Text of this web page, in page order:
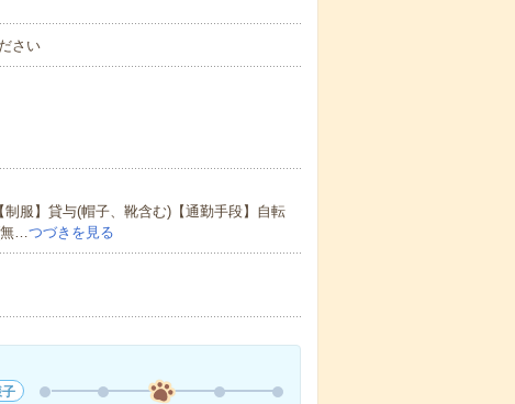
さい
服】貸与(帽子、靴含む)【通勤手段】自転
無…つづきを見る